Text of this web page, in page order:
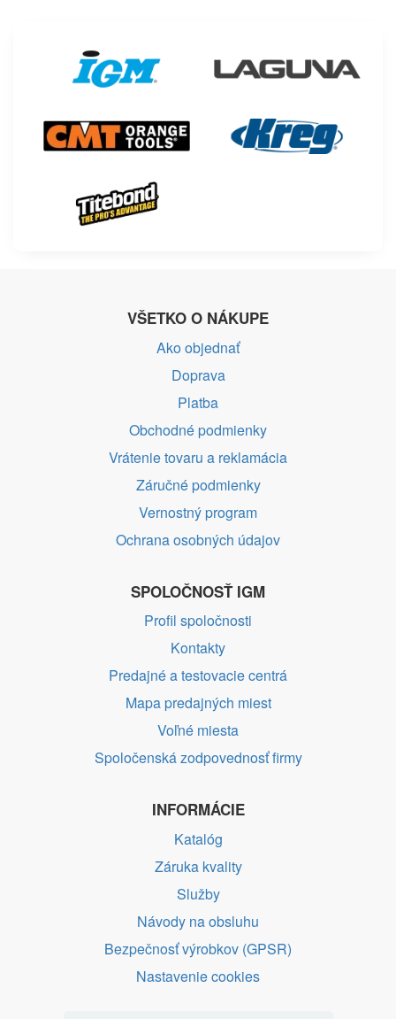
VŠETKO O NÁKUPE
Ako objednať
Doprava
Platba
Obchodné podmienky
Vrátenie tovaru a reklamácia
Záručné podmienky
Vernostný program
Ochrana osobných údajov
SPOLOČNOSŤ IGM
Profil spoločnosti
Kontakty
Predajné a testovacie centrá
Mapa predajných miest
Voľné miesta
Spoločenská zodpovednosť firmy
INFORMÁCIE
Katalóg
Záruka kvality
Služby
Návody na obsluhu
Bezpečnosť výrobkov (GPSR)
Nastavenie cookies